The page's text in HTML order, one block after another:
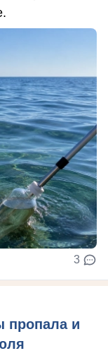
3
пропала и